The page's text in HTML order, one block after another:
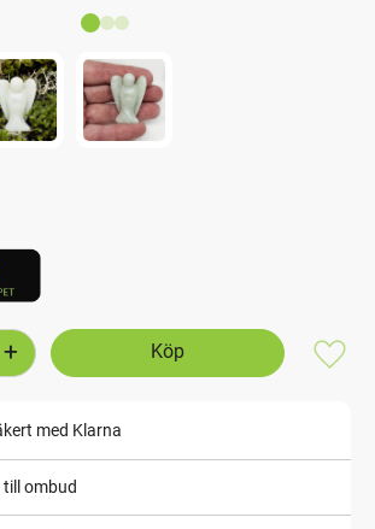
+
med Klarna
ombud